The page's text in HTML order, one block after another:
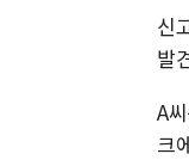
신
발
A
크